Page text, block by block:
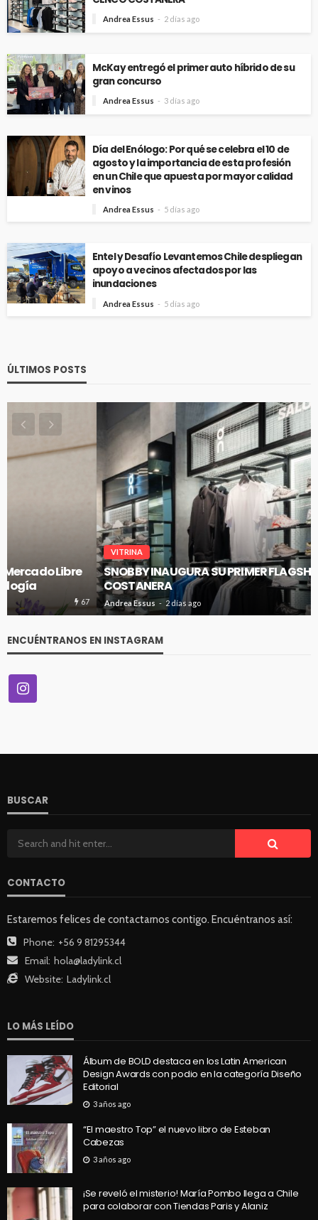
Andrea Essus 2 días ago
McKay entregó el primer auto híbrido de su
gran concurso
Andrea Essus 3 días ago
Día del Enólogo: Por qué se celebra el 10 de
agosto y la importancia de esta profesión
en un Chile que apuesta por mayor calidad
en vinos
Andrea Essus 5 días ago
Entel y Desafío Levantemos Chile despliegan
apoyo a vecinos afectados por las
inundaciones
Andrea Essus 5 días ago
ÚLTIMOS POSTS
SNOBBY INAUGURA SU PRIMER FLAGSHIP EN CENCO
COSTANERA
Andrea Essus 2 días ago
ENCUÉNTRANOS EN INSTAGRAM
BUSCAR
CONTACTO
Estaremos felices de contactarnos contigo. Encuéntranos así:
Phone: +56 9 81295344
Email: hola@ladylink.cl
Website: Ladylink.cl
LO MÁS LEÍDO
Álbum de BOLD destaca en los Latin American
Design Awards con podio en la categoría Diseño
Editorial
3 años ago
“El maestro Top” el nuevo libro de Esteban
Cabezas
3 años ago
¡Se reveló el misterio! María Pombo llega a Chile
para colaborar con Tiendas Paris y Alaniz